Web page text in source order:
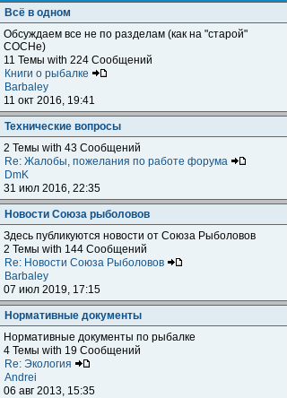
Всё в одном
Обсуждаем все не по разделам (как на "старой"
СОСНе)
11 Темы with 224 Сообщений
Книги о рыбалке
Barbaley
11 окт 2016, 19:41
Технические вопросы
2 Темы with 43 Сообщений
Re: Жалобы, пожелания по работе форума
DmK
31 июл 2016, 22:35
Новости Союза рыболовов
Здесь публикуются новости от Союза Рыболовов
2 Темы with 144 Сообщений
Re: Новости Союза Рыболовов
Barbaley
07 июл 2019, 17:15
Нормативные документы
Нормативные документы по рыбалке
4 Темы with 19 Сообщений
Re: Экология
Andrei
06 авг 2013, 15:35